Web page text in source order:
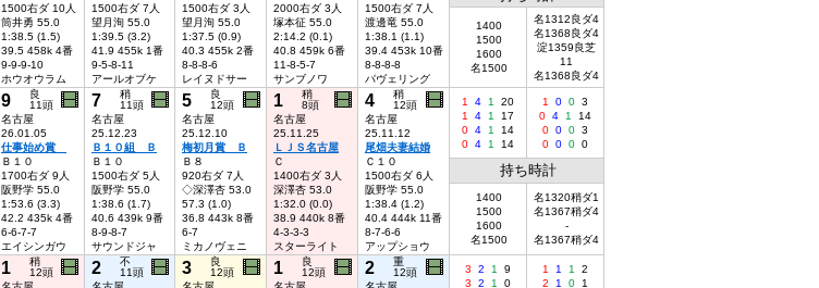
1500右ダ 10人
筒井勇 55.0
1:38.5 (1.5)
39.5 458k 4番
9-9-9-10
ホウオウラム
1500右ダ 7人
望月洵 55.0
1:39.5 (3.2)
41.9 455k 1番
9-5-8-11
アールオブケ
1500右ダ 3人
望月洵 55.0
1:37.5 (0.9)
40.3 455k 2番
8-8-8-6
レイヌドサー
2000右ダ 3人
塚本征 55.0
2:14.2 (0.1)
40.8 459k 6番
11-8-5-7
サンブノワ
1500右ダ 7人
渡邊竜 55.0
1:38.1 (1.1)
39.4 453k 10番
8-8-8-8
パヴェリング
1400
1500
1600
名1500
名1312良ダ4
名1368良ダ4
淀1359良芝
11
名1368良ダ4
9
良
11頭
名古屋
26.01.05
仕事始め賞
Ｂ１０
1700右ダ 9人
阪野学 55.0
1:53.6 (3.3)
42.2 435k 4番
6-6-7-7
エイシンガウ
7
稍
11頭
名古屋
25.12.23
Ｂ１０組 Ｂ
Ｂ１０
1500右ダ 5人
阪野学 55.0
1:38.6 (1.7)
40.6 439k 9番
8-9-8-7
サウンドジャ
5
良
12頭
名古屋
25.12.10
梅初月賞 Ｂ
Ｂ８
920右ダ 7人
◇深澤杏 53.0
57.3 (1.0)
36.8 443k 8番
6-7
ミカノヴェニ
1
稍
8頭
名古屋
25.11.25
ＬＪＳ名古屋
Ｃ
1400右ダ 3人
深澤杏 53.0
1:32.0 (0.0)
38.9 440k 8番
4-3-3-3
スターライト
4
稍
12頭
名古屋
25.11.12
尾畑夫妻結婚
Ｃ１０
1500右ダ 6人
阪野学 55.0
1:38.4 (1.2)
40.4 444k 11番
8-7-6-6
アップショウ
1 4 1
20
1
4 1
17
0 4 1
14
0 4 1 14
1 0 0 3
0 4 1
14
0 0 0 3
0 0 0 0
持ち時計
1400
1500
1600
名1500
名1320稍ダ1
名1367稍ダ4
-
名1367稍ダ4
1
稍
12頭
2
不
11頭
3
良
12頭
1
良
12頭
2
重
12頭
3 2 1
9
3
2 1
0
1 1 1
2
2
1 0
1